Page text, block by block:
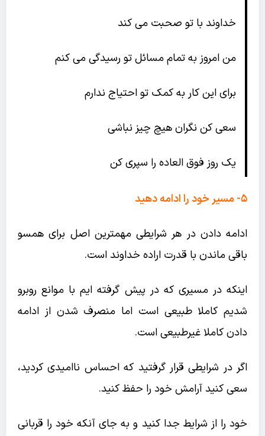
خداوند با تو صحبت می کند
من امروز به تمام مسائل تو رسیدگی می کنم
برای این کار به کمک تو احتیاج ندارم
سعی کن نگران هیچ چیز نباشی
یک روز فوق العاده را سپری کن
۵- مسیر خود را ادامه دهید
ادامه دادن در هر شرایطی مهمترین اصل برای همسو
باقی ماندن با قدرت اراده خداوند است.
اینکه در مسیری که در پیش گرفته ایم با موانع روبرو
شدیم کاملا طبیعی است اما منصرف شدن از ادامه
دادن کاملا غیرطبیعی است.
اگر در شرایطی قرار گرفتید که احساس ناامیدی کردید،
سعی کنید آرامش خود را حفظ کنید.
خود را از شرایط جدا کنید و به جای آنکه خود را قربانی